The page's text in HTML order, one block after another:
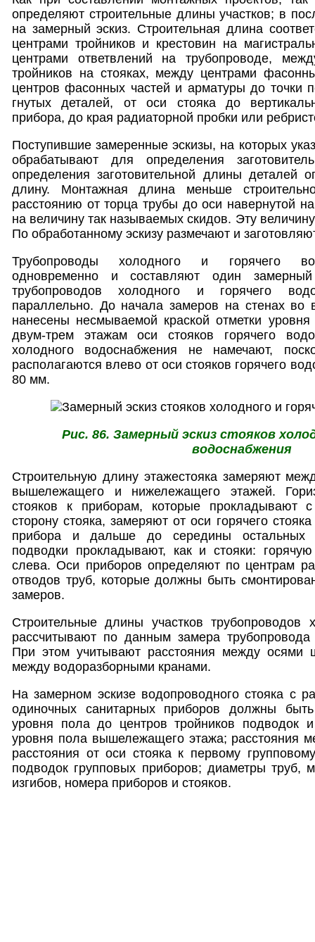
определяют строительные длины участков; в
на замерный эскиз. Строительная длина
центрами тройников и крестовин на
центрами ответвлений на трубопроводе,
тройников на стояках, между центрами
центров фасонных частей и арматуры до точки
гнутых деталей, от оси стояка до
прибора, до края радиаторной пробки или
Поступившие замеренные эскизы, на которых
обрабатывают для определения
определения заготовительной длины деталей
длину. Монтажная длина меньше
расстоянию от торца трубы до оси навернутой
на величину так называемых скидов. Эту
По обработанному эскизу размечают и
Трубопроводы холодного и горячего
одновременно и составляют один
трубопроводов холодного и горячего
параллельно. До начала замеров на стенах во
нанесены несмываемой краской отметки
двум-трем этажам оси стояков горячего
холодного водоснабжения не намечают,
располагаются влево от оси стояков горячего
80 мм.
Рис. 86. Замерный эскиз стояков
водоснабжения
Строительную длину этажестояка замеряют
вышележащего и нижележащего этажей.
стояков к приборам, которые прокладывают
сторону стояка, замеряют от оси горячего
прибора и дальше до середины остальных
подводки прокладывают, как и стояки:
слева. Оси приборов определяют по центрам
отводов труб, которые должны быть
замеров.
Строительные длины участков трубопроводов
рассчитывают по данным замера трубопровода
При этом учитывают расстояния между осями
между водоразборными кранами.
На замерном эскизе водопроводного стояка с
одиночных санитарных приборов должны
уровня пола до центров тройников подводок
уровня пола вышележащего этажа; расстояния
расстояния от оси стояка к первому
подводок групповых приборов; диаметры труб,
изгибов, номера приборов и стояков.